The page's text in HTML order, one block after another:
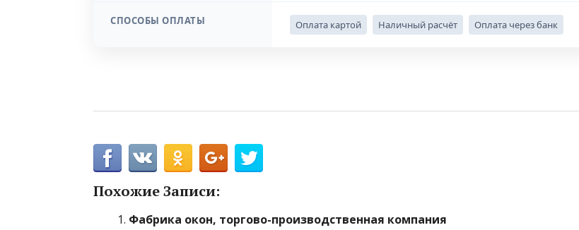
СПОСОБЫ ОПЛАТЫ Оплата картой Наличный расчёт Оплата через банк
Похожие Записи:
Фабрика окон, торгово-производственная компания